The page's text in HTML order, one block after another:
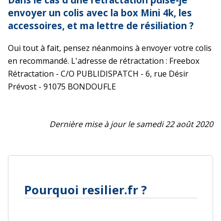
envoyer un colis avec la box Mini 4k, les
accessoires, et ma lettre de résiliation ?
Oui tout à fait, pensez néanmoins à envoyer votre colis
en recommandé. L'adresse de rétractation : Freebox
Rétractation - C/O PUBLIDISPATCH - 6, rue Désir
Prévost - 91075 BONDOUFLE
Dernière mise à jour le samedi 22 août 2020
Pourquoi resilier.fr ?